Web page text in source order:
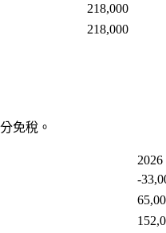
218,000
218,000
免稅。
-